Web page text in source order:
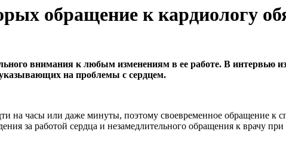
обращение к кардиологу
внимания к любым изменениям в ее работе. В
на проблемы с сердцем.
часы или даже минуты, поэтому своевременное обращение к
за работой сердца и незамедлительного обращения к врачу